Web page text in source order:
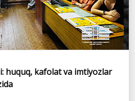
huquq, kafolat va imtiyozlar